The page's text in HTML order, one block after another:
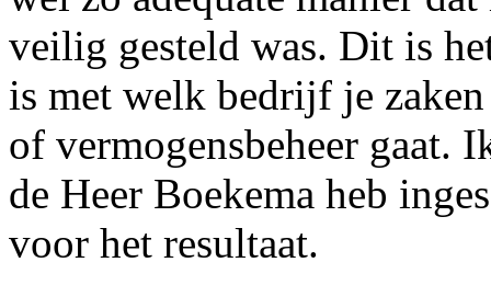
veilig gesteld was. Dit is
is met welk bedrijf je
of vermogensbeheer gaat.
de Heer Boekema heb
voor het resultaat.